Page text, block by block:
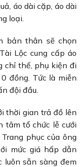
áo dài cặp, áo dài
loại.
bản thân sẽ chọn
Lộc cung cấp áo
chỉ thế, phụ kiện đi
đồng. Tức là miễn
đội đầu.
thời gian trả đồ lên
tâm tổ chức lễ cưới
phục của ông
mức giá hấp dẫn
luôn sẵn sàng đem